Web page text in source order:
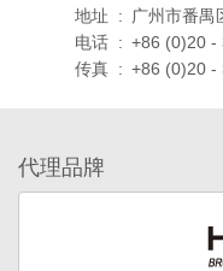
地址
:
广州市番禺
电话 : +86 (0)20 -
传真 : +86 (0)20 -
代理品牌